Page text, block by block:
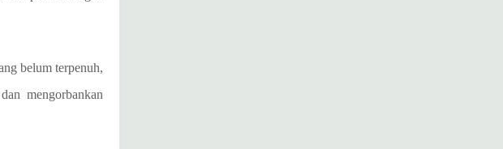
belum terpenuh,
mengorbankan